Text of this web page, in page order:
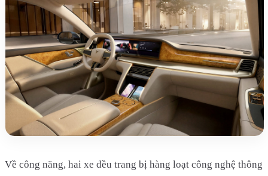
Về công năng, hai xe đều trang bị hàng loạt công nghệ thông